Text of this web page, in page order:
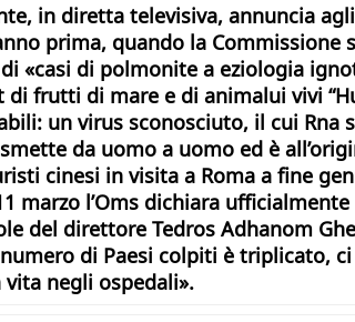
in diretta televisiva, annuncia
prima, quando la
«casi di polmonite a eziologia
frutti di mare e di animalui vivi
un virus sconosciuto, il cui Rna
da uomo a uomo ed è
cinesi in visita a Roma a fine
marzo l’Oms dichiara
del direttore Tedros Adhanom
di Paesi colpiti è triplicato,
negli ospedali».